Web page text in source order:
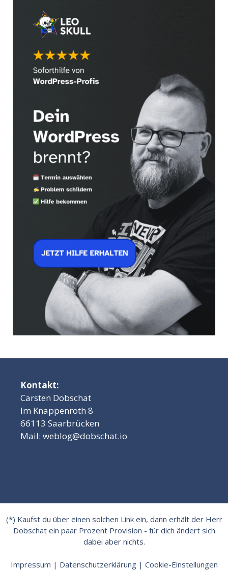
Kontakt:
Carsten Dobschat
Im Knappenroth 8
66113 Saarbrücken
Mail: weblog@dobschat.io
(*) Kaufst du über einen solchen Link ein, dann erhält der Herr
Dobschat ein paar Prozent Provision - für dich ändert sich
dabei aber nichts.
Impressum | Datenschutzerklärung| Cookie-Einstellungen